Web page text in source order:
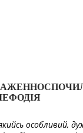
особливий,